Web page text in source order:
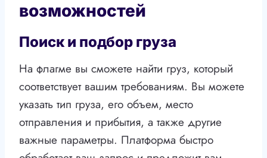
возможностей
Поиск и подбор груза
На флагме вы сможете найти груз, который
соответствует вашим требованиям. Вы можете
указать тип груза, его объем, место
отправления и прибытия, а также другие
важные параметры. Платформа быстро